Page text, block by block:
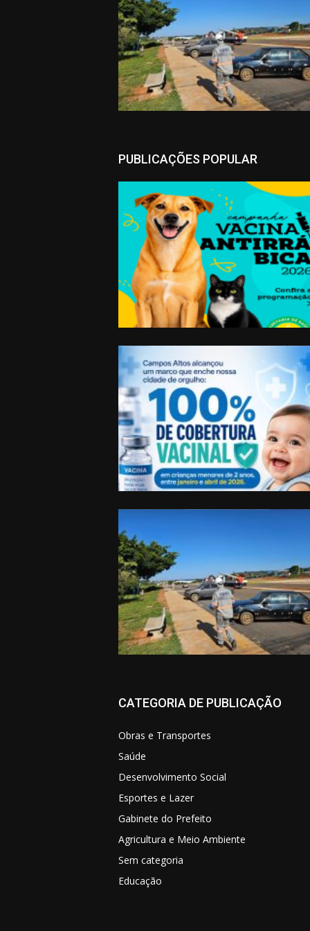
PUBLICAÇÕES POPULAR
CATEGORIA DE PUBLICAÇÃO
Obras e Transportes
Saúde
Desenvolvimento Social
Esportes e Lazer
Gabinete do Prefeito
Agricultura e Meio Ambiente
Sem categoria
Educação